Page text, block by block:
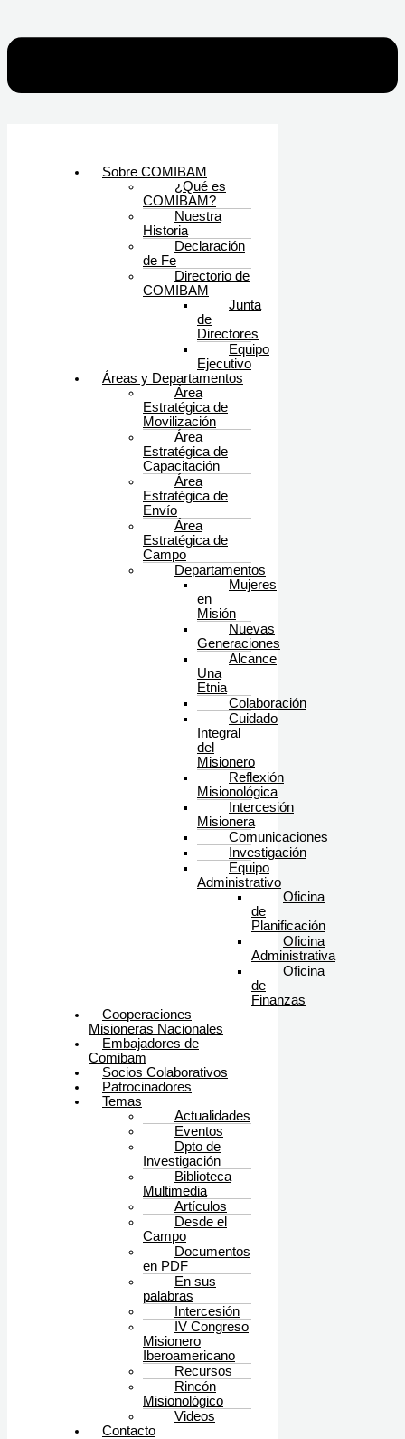
Sobre COMIBAM
¿Qué es
COMIBAM?
Nuestra
Historia
Declaración
de Fe
Directorio de
COMIBAM
Junta
de
Directores
Equipo
Ejecutivo
Áreas y Departamentos
Área
Estratégica de
Movilización
Área
Estratégica de
Capacitación
Área
Estratégica de
Envío
Área
Estratégica de
Campo
Departamentos
Mujeres
en
Misión
Nuevas
Generaciones
Alcance
Una
Etnia
Colaboración
Cuidado
Integral
del
Misionero
Reflexión
Misionológica
Intercesión
Misionera
Comunicaciones
Investigación
Equipo
Administrativo
Oficina
de
Planificación
Oficina
Administrativa
Oficina
de
Finanzas
Cooperaciones
Misioneras Nacionales
Embajadores de
Comibam
Socios Colaborativos
Patrocinadores
Temas
Actualidades
Eventos
Dpto de
Investigación
Biblioteca
Multimedia
Artículos
Desde el
Campo
Documentos
en PDF
En sus
palabras
Intercesión
IV Congreso
Misionero
Iberoamericano
Recursos
Rincón
Misionológico
Videos
Contacto